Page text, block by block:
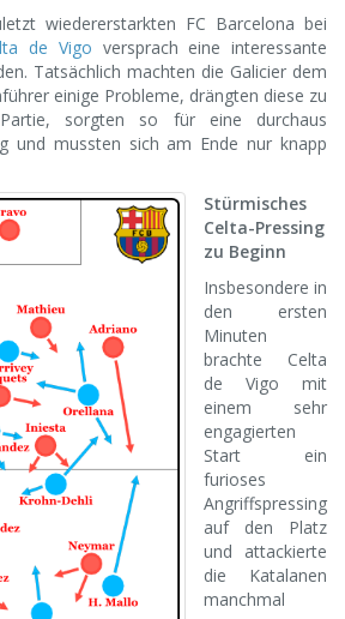
wiedererstarkten FC Barcelona bei
de Vigo versprach eine interessante
Tatsächlich machten die Galicier dem
einige Probleme, drängten diese zu
sorgten so für eine durchaus
und mussten sich am Ende nur knapp
Stürmisches
Celta-Pressing
zu Beginn
Insbesondere in
den ersten
Minuten
brachte Celta
de Vigo mit
einem sehr
engagierten
Start ein
furioses
Angriffspressing
auf den Platz
und attackierte
die Katalanen
manchmal